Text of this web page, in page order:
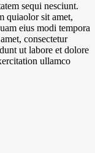
sequi nesciunt.
quiaolor sit amet,
eius modi tempora
consectetur
ut labore et dolore
ullamco